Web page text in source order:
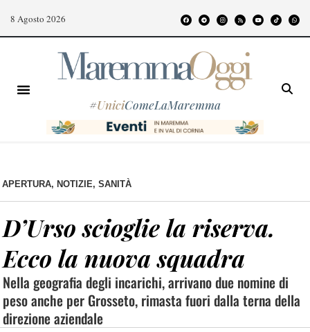
8 Agosto 2026
#UniciComeLaMaremma
APERTURA, NOTIZIE, SANITÀ
D’Urso scioglie la riserva.
Ecco la nuova squadra
Nella geografia degli incarichi, arrivano due nomine di
peso anche per Grosseto, rimasta fuori dalla terna della
direzione aziendale